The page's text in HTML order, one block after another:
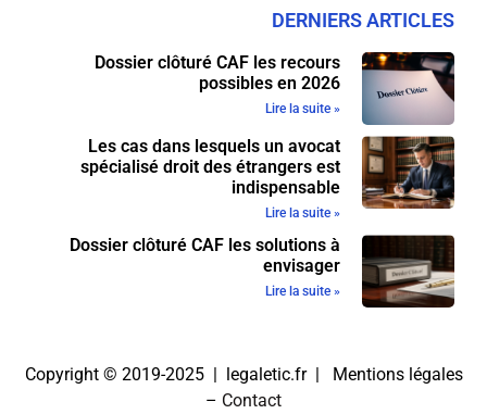
DERNIERS ARTICLES
Dossier clôturé CAF les recours
possibles en 2026
Lire la suite »
Les cas dans lesquels un avocat
spécialisé droit des étrangers est
indispensable
Lire la suite »
Dossier clôturé CAF les solutions à
envisager
Lire la suite »
Copyright © 2019-2025 | legaletic.fr |
Mentions légales
– Contact